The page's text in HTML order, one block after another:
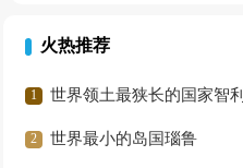
火热推荐
世界领土最狭长的国家智利
世界最小的岛国瑙鲁